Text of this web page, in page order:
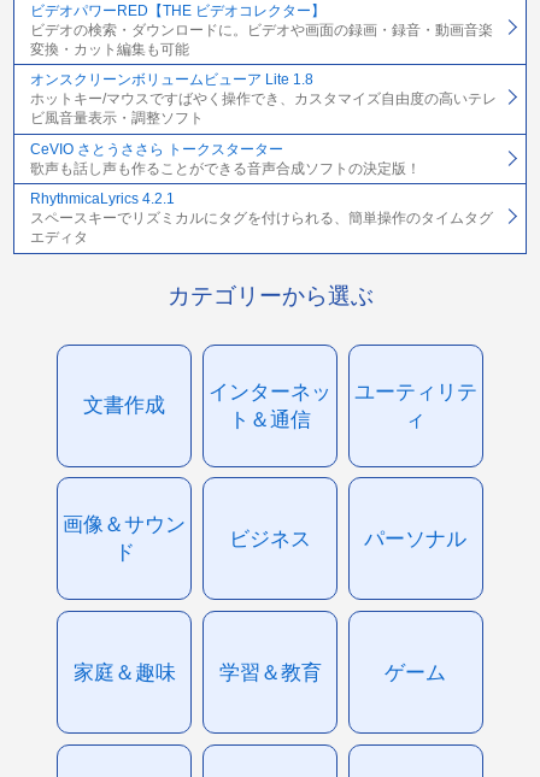
ビデオパワーRED【THE ビデオコレクター】
ビデオの検索・ダウンロードに。ビデオや画面の録画・録音・動画音楽
変換・カット編集も可能
オンスクリーンボリュームビューア Lite 1.8
ホットキー/マウスですばやく操作でき、カスタマイズ自由度の高いテレ
ビ風音量表示・調整ソフト
CeVIO さとうささら トークスターター
歌声も話し声も作ることができる音声合成ソフトの決定版！
RhythmicaLyrics 4.2.1
スペースキーでリズミカルにタグを付けられる、簡単操作のタイムタグ
エディタ
カテゴリーから選ぶ
文書作成
インターネッ
ト＆通信
ユーティリテ
ィ
画像＆サウン
ド
ビジネス パーソナル
家庭＆趣味 学習＆教育 ゲーム